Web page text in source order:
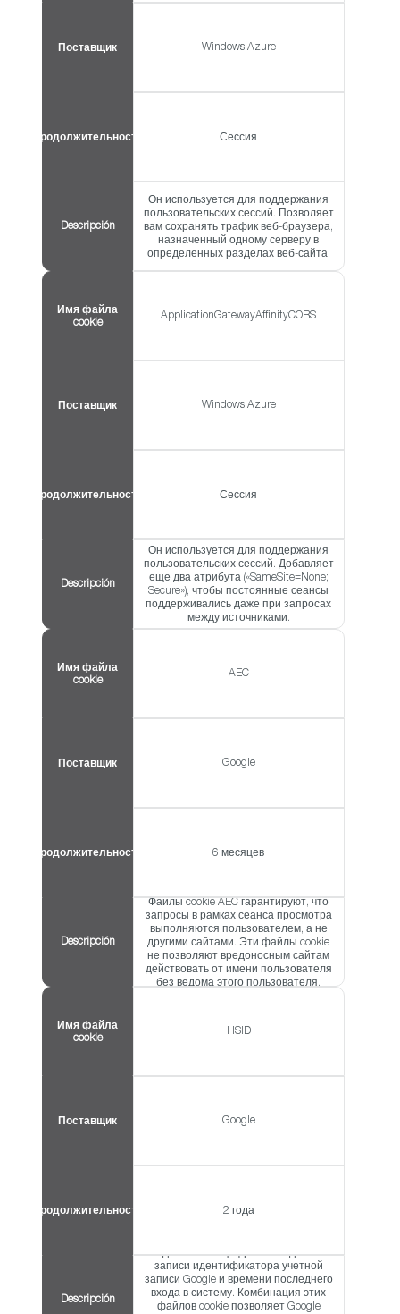
Поставщик
Продолжительность
Descripción
Windows Azure
Сессия
Он используется для поддержания
пользовательских сессий. Позволяет
вам сохранять трафик веб-браузера,
назначенный одному серверу в
определенных разделах веб-сайта.
Имя файла
cookie
Поставщик
Продолжительность
Descripción
ApplicationGatewayAffinityCORS
Windows Azure
Сессия
Он используется для поддержания
пользовательских сессий. Добавляет
еще два атрибута («SameSite=None;
Secure»), чтобы постоянные сеансы
поддерживались даже при запросах
между источниками.
Имя файла
cookie
Поставщик
Продолжительность
Descripción
AEC
Google
6 месяцев
Файлы cookie AEC гарантируют, что
запросы в рамках сеанса просмотра
выполняются пользователем, а не
другими сайтами. Эти файлы cookie
не позволяют вредоносным сайтам
действовать от имени пользователя
без ведома этого пользователя.
Имя файла
cookie
Поставщик
Продолжительность
Descripción
HSID
Google
2 года
подписанные цифровой подписью
записи идентификатора учетной
записи Google и времени последнего
входа в систему. Комбинация этих
файлов cookie позволяет Google